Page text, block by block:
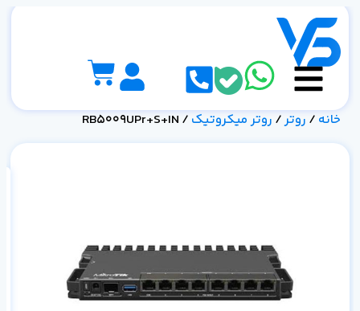
خانه / روتر/ روتر میکروتیک / RB5009UPr+S+IN